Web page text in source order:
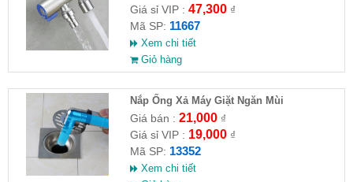
Giá sỉ VIP : 47,300₫
Mã SP: 11667
Xem chi tiết
Giỏ hàng
Nắp Ống Xả Máy Giặt Ngăn Mùi
Giá bán : 21,000₫
Giá sỉ VIP : 19,000₫
Mã SP: 13352
Xem chi tiết